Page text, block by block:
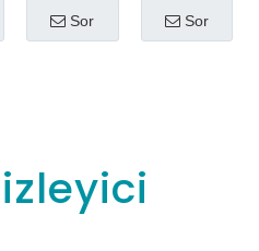
Olansi K05B Otomobil
Araç Taşınabilir 12 V